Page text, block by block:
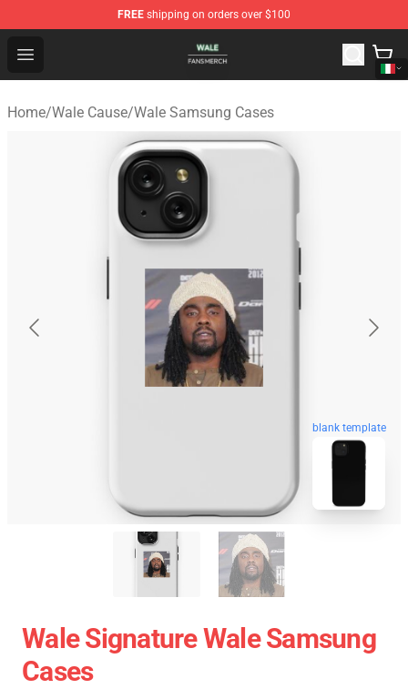
FREE shipping on orders over $100
Open menu
Wale Shop - Official Wale Merchandise Store
Home/Wale Cause/Wale Samsung Cases
blank template
Wale Signature Wale Samsung
Cases